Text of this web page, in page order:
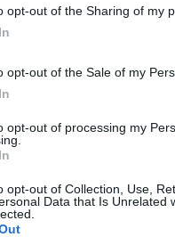
opt-out of the Sharing of my
opt-out of the Sale of my
opt-out of processing my
opt-out of Collection, Use,
Data that Is Unrelated
a fost mult peste
programului de
ambasadei/